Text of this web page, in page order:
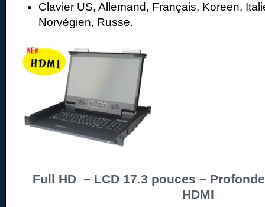
Clavier US, Allemand, Français, Koreen,
Norvégien, Russe.
Full HD – LCD 17.3 pouces –
HDMI